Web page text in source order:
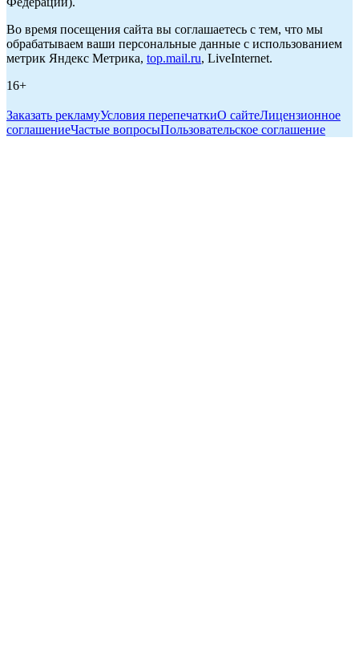
Во время посещения сайта вы соглашаетесь с тем, что мы
обрабатываем ваши персональные данные с использованием
метрик Яндекс Метрика, top.mail.ru, LiveInternet.
16+
Заказать рекламуУсловия перепечаткиО сайтеЛицензионное
соглашениеЧастые вопросыПользовательское соглашение